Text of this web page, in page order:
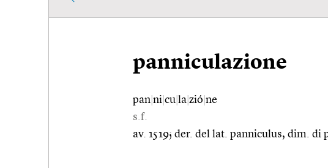
panniculazione
pan ni cu la zió ne
s.f.
av. 1519; der. del lat. panniculus, dim. di